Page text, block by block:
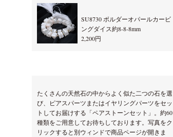
SU8730 ボルダーオパールカービ
ングダイス約8-8-8mm
2,200円
たくさんの天然石の中からよく似た二つの石を選
び、ピアスパーツまたはイヤリングパーツをセッ
トしてお届けする「ペアストーンセット」。約60
種類をご用意してお待ちしております。写真をク
リックすると別ウィンドで商品ページが開きま